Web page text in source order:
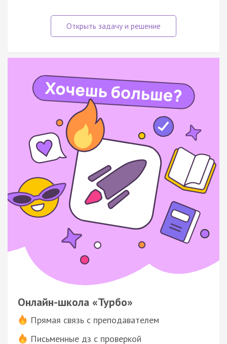
Онлайн-школа «Турбо»
Прямая связь с преподавателем
Письменные дз с проверкой